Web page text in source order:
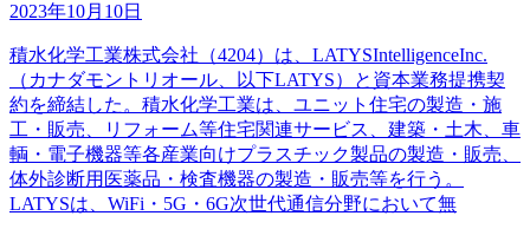
2023年10月10日
積水化学工業株式会社（4204）は、LATYSIntelligenceInc.
（カナダモントリオール、以下LATYS）と資本業務提携契
約を締結した。積水化学工業は、ユニット住宅の製造・施
工・販売、リフォーム等住宅関連サービス、建築・土木、車
輌・電子機器等各産業向けプラスチック製品の製造・販売、
体外診断用医薬品・検査機器の製造・販売等を行う。
LATYSは、WiFi・5G・6G次世代通信分野において無